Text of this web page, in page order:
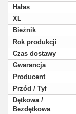
Hałas
XL
Bieżnik
Rok produkcji
Czas dostawy
Gwarancja
Producent
Przód / Tył
Dętkowa /
Bezdętkowa